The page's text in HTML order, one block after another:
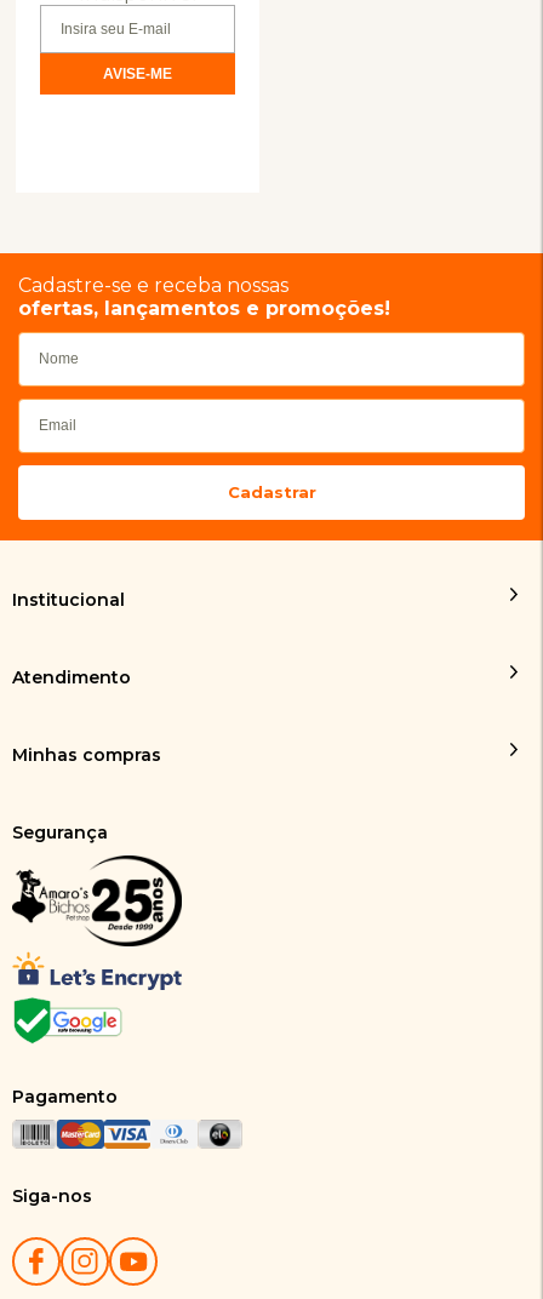
Cadastre-se e receba nossas
ofertas, lançamentos e promoções!
Institucional
Atendimento
Minhas compras
Segurança
Pagamento
Siga-nos